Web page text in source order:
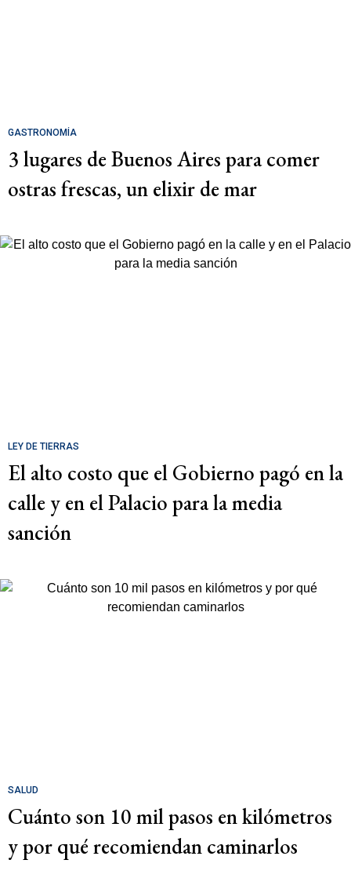
GASTRONOMÍA
3 lugares de Buenos Aires para comer
ostras frescas, un elixir de mar
LEY DE TIERRAS
El alto costo que el Gobierno pagó en la
calle y en el Palacio para la media
sanción
SALUD
Cuánto son 10 mil pasos en kilómetros
y por qué recomiendan caminarlos